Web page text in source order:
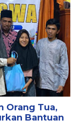
Orang Tua,
Bantuan